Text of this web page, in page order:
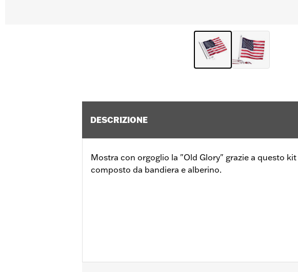
DESCRIZIONE
Mostra con orgoglio la "Old Glory" grazie a questo
composto da bandiera e alberino.